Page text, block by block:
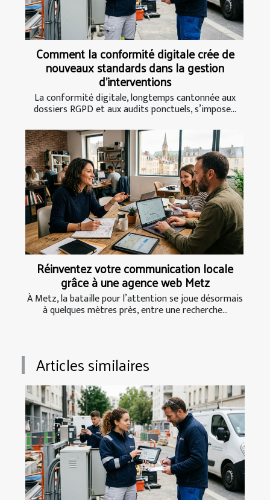
Comment la conformité digitale crée de
nouveaux standards dans la gestion
d’interventions
La conformité digitale, longtemps cantonnée aux
dossiers RGPD et aux audits ponctuels, s’impose...
Réinventez votre communication locale
grâce à une agence web Metz
À Metz, la bataille pour l’attention se joue désormais
à quelques mètres près, entre une recherche...
Articles similaires